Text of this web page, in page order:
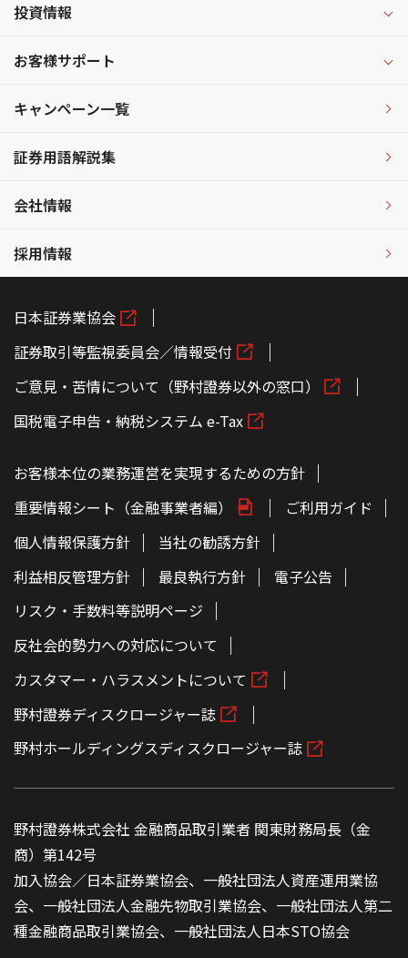
投資情報
お客様サポート
キャンペーン一覧
証券用語解説集
会社情報
採用情報
日本証券業協会
証券取引等監視委員会／情報受付
ご意見・苦情について（野村證券以外の窓口）
国税電子申告・納税システム e-Tax
お客様本位の業務運営を実現するための方針
重要情報シート（金融事業者編）
ご利用ガイド
個人情報保護方針
当社の勧誘方針
利益相反管理方針
最良執行方針
電子公告
リスク・手数料等説明ページ
反社会的勢力への対応について
カスタマー・ハラスメントについて
野村證券ディスクロージャー誌
野村ホールディングスディスクロージャー誌
野村證券株式会社 金融商品取引業者 関東財務局長（金
商）第142号
加入協会／日本証券業協会、一般社団法人資産運用業協
会、一般社団法人金融先物取引業協会、一般社団法人第二
種金融商品取引業協会、一般社団法人日本STO協会